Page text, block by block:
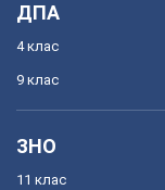
ДПА
4 клас
9 клас
ЗНО
11 клас